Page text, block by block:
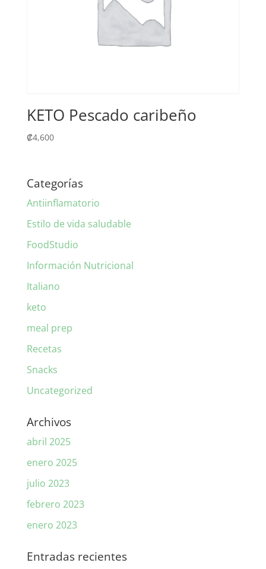
KETO Pescado caribeño
₡4,600
Categorías
Antiinflamatorio
Estilo de vida saludable
FoodStudio
Información Nutricional
Italiano
keto
meal prep
Recetas
Snacks
Uncategorized
Archivos
abril 2025
enero 2025
julio 2023
febrero 2023
enero 2023
Entradas recientes